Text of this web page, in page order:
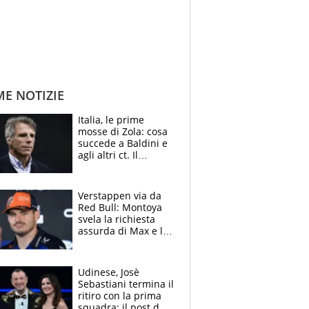
NOTIZIE
Italia, le prime
mosse di Zola: cosa
succede a Baldini e
agli altri ct. Il
azzurri
Verstappen via da
Red Bull: Montoya
svela la richiesta
assurda di Max e lo
McLaren siano
meglio?”
Udinese, Josè
Sebastiani termina il
ritiro con la prima